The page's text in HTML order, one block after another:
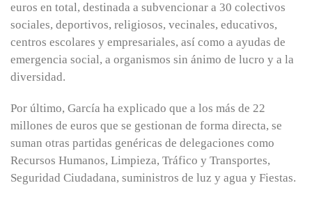
euros en total, destinada a subvencionar a 30 colectivos
sociales, deportivos, religiosos, vecinales, educativos,
centros escolares y empresariales, así como a ayudas de
emergencia social, a organismos sin ánimo de lucro y a la
diversidad.
Por último, García ha explicado que a los más de 22
millones de euros que se gestionan de forma directa, se
suman otras partidas genéricas de delegaciones como
Recursos Humanos, Limpieza, Tráfico y Transportes,
Seguridad Ciudadana, suministros de luz y agua y Fiestas.